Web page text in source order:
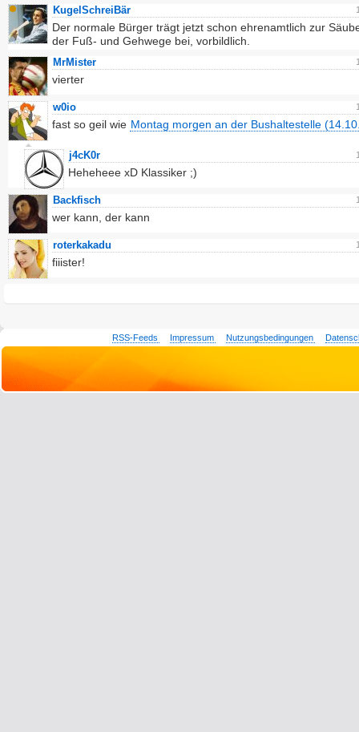
KugelSchreiBär
Der normale Bürger trägt jetzt schon ehrenamtlich zur
der Fuß- und Gehwege bei, vorbildlich.
MrMister
vierter
w0io
fast so geil wie Montag morgen an der Bushaltestelle
j4cK0r
Heheheee xD Klassiker ;)
Backfisch
wer kann, der kann
roterkakadu
fiiister!
RSS-Feeds Impressum Nutzungsbedingungen